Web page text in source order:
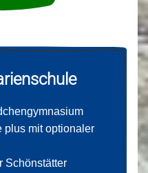
plus mit optionaler
Schönstätter